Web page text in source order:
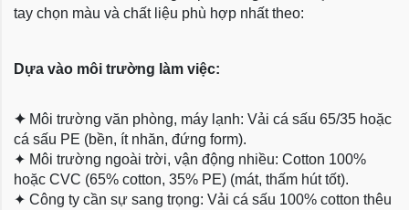
tay chọn màu và chất liệu phù hợp nhất theo:
Dựa vào môi trường làm việc:
✦ Môi trường văn phòng, máy lạnh: Vải cá sấu 65/35 hoặc
cá sấu PE (bền, ít nhăn, đứng form).
✦ Môi trường ngoài trời, vận động nhiều: Cotton 100%
hoặc CVC (65% cotton, 35% PE) (mát, thấm hút tốt).
✦ Công ty cần sự sang trọng: Vải cá sấu 100% cotton thêu